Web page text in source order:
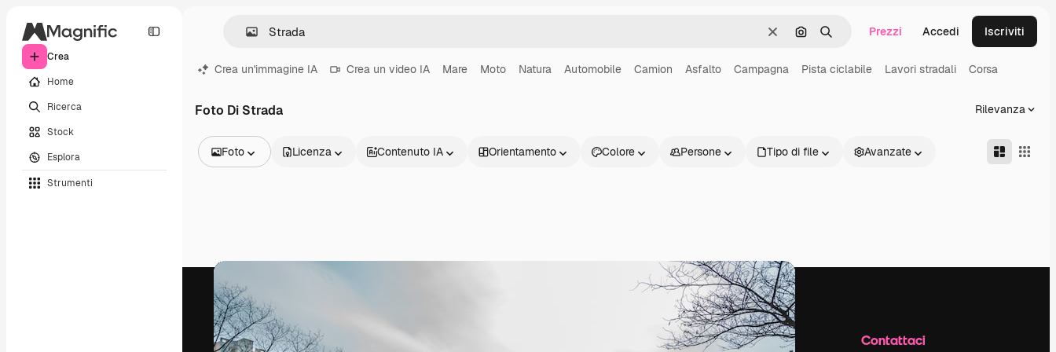
Crea
Home
Ricerca
Stock
Esplora
Strumenti
CancellaCerca per immagine
Ricerca Prezzi Accedi Iscriviti
Crea un'immagine IA Crea un video IA Mare Moto Natura Automobile Camion Asfalto Campagna Pista ciclabile Lavori stradali Corsa
Foto Di Strada Rilevanza
Foto
Video
Clip video
Motion graphic
Modelli di video
Icone
Modelli 3D
Font
Licenza Contenuto IA Orientamento Colore Persone Tipo di file Avanzate
Azienda Contattaci